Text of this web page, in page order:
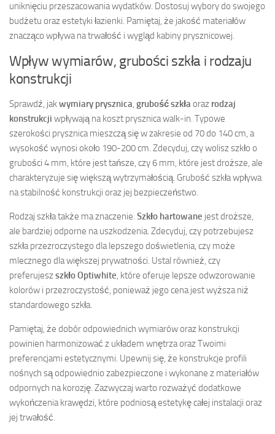
uniknięciu przeszacowania wydatków. Dostosuj wybory do swojego
budżetu oraz estetyki łazienki. Pamiętaj, że jakość materiałów
znacząco wpływa na trwałość i wygląd kabiny prysznicowej.
Wpływ wymiarów, grubości szkła i rodzaju
konstrukcji
Sprawdź, jakwymiary prysznica, grubość szkłaoraz rodzaj
konstrukcji wpływają na koszt prysznica walk-in. Typowe
szerokości prysznica mieszczą się w zakresie od 70 do 140 cm, a
wysokość wynosi około 190-200 cm. Zdecyduj, czy wolisz szkło o
grubości 4 mm, które jest tańsze, czy 6 mm, które jest droższe, ale
charakteryzuje się większą wytrzymałością. Grubość szkła wpływa
na stabilność konstrukcji oraz jej bezpieczeństwo.
Rodzaj szkła także ma znaczenie. Szkło hartowane jest droższe,
ale bardziej odporne na uszkodzenia. Zdecyduj, czy potrzebujesz
szkła przezroczystego dla lepszego doświetlenia, czy może
mlecznego dla większej prywatności. Ustal również, czy
preferujeszszkło Optiwhite, które oferuje lepsze odwzorowanie
kolorów i przezroczystość, ponieważ jego cena jest wyższa niż
standardowego szkła.
Pamiętaj, że dobór odpowiednich wymiarów oraz konstrukcji
powinien harmonizować z układem wnętrza oraz Twoimi
preferencjami estetycznymi. Upewnij się, że konstrukcje profili
nośnych są odpowiednio zabezpieczone i wykonane z materiałów
odpornych na korozję. Zazwyczaj warto rozważyć dodatkowe
wykończenia krawędzi, które podniosą estetykę całej instalacji oraz
jej trwałość.